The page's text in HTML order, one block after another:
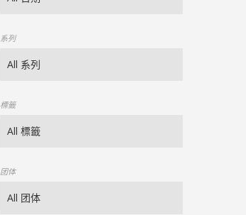
系列
標籤
团体